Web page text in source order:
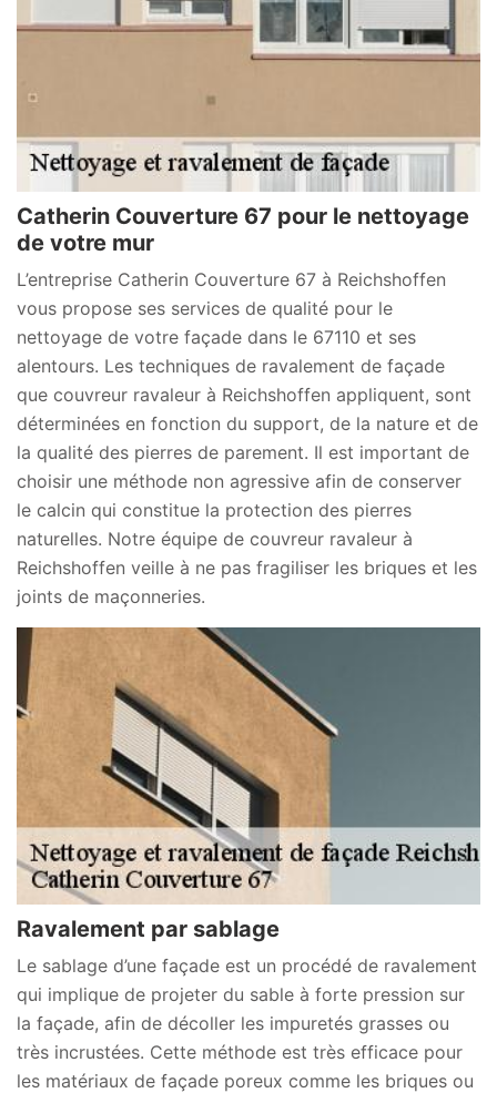
Catherin Couverture 67 pour le nettoyage
de votre mur
L’entreprise Catherin Couverture 67 à Reichshoffen
vous propose ses services de qualité pour le
nettoyage de votre façade dans le 67110 et ses
alentours. Les techniques de ravalement de façade
que couvreur ravaleur à Reichshoffen appliquent, sont
déterminées en fonction du support, de la nature et de
la qualité des pierres de parement. Il est important de
choisir une méthode non agressive afin de conserver
le calcin qui constitue la protection des pierres
naturelles. Notre équipe de couvreur ravaleur à
Reichshoffen veille à ne pas fragiliser les briques et les
joints de maçonneries.
Ravalement par sablage
Le sablage d’une façade est un procédé de ravalement
qui implique de projeter du sable à forte pression sur
la façade, afin de décoller les impuretés grasses ou
très incrustées. Cette méthode est très efficace pour
les matériaux de façade poreux comme les briques ou